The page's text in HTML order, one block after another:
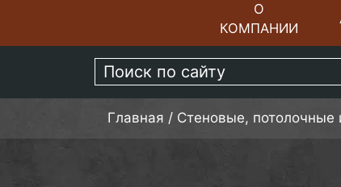
ГЛАВНАЯ
О
КОМПАНИИ
Главная / Стеновые, потолочные